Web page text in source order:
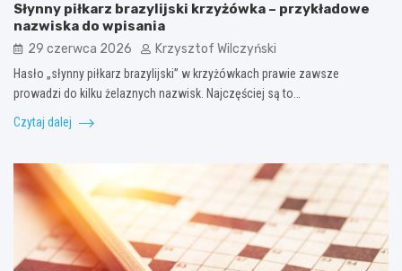
Słynny piłkarz brazylijski krzyżówka – przykładowe
nazwiska do wpisania
29 czerwca 2026 Krzysztof Wilczyński
Hasło „słynny piłkarz brazylijski” w krzyżówkach prawie zawsze
prowadzi do kilku żelaznych nazwisk. Najczęściej są to…
Czytaj dalej